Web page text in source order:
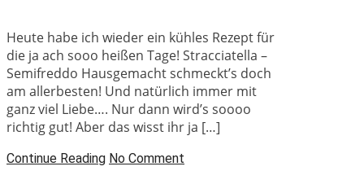
Heute habe ich wieder ein kühles Rezept für
die ja ach sooo heißen Tage! Stracciatella –
Semifreddo Hausgemacht schmeckt’s doch
am allerbesten! Und natürlich immer mit
ganz viel Liebe…. Nur dann wird’s soooo
richtig gut! Aber das wisst ihr ja […]
Continue Reading No Comment